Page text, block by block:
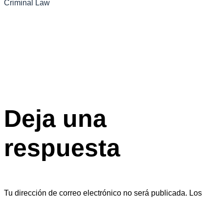
Criminal Law
Deja una
respuesta
Tu dirección de correo electrónico no será publicada. Los